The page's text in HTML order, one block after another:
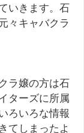
いきます。石
々キャバクラ
ラ嬢の方は石
ターズに所属
ろいろな情報
てしまったよ